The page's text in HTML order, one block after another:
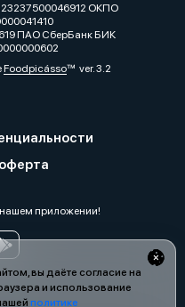
вы даёте согласие на
и использование
политике
ОКПО
ПАО СберБанк БИК
Foodpicássover. 3.2
нашем приложении!